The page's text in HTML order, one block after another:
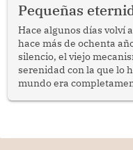
reflexionar sobre la
públicas dirigidas a los
Pequeñas
Hace algunos días volví
hace más de ochenta
silencio, el viejo
serenidad con la que lo
mundo era